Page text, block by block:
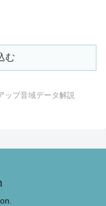
む
ップ音域データ解説